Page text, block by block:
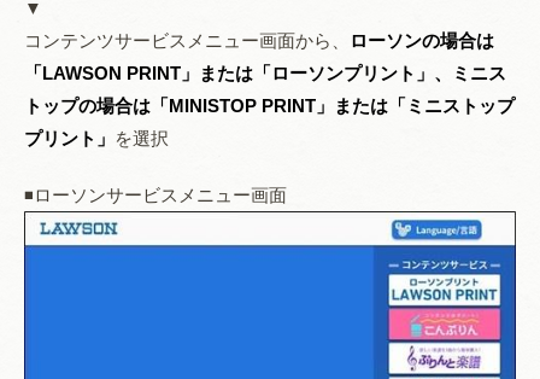
▼
コンテンツサービスメニュー画面から、
ローソンの場合は
「LAWSON PRINT」または「ローソンプリント」、ミニス
トップの場合は「MINISTOP PRINT」または「ミニストップ
プリント」 を選択
◾️ローソンサービスメニュー画面